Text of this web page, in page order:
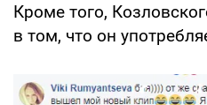
Кроме того,
в том, что он